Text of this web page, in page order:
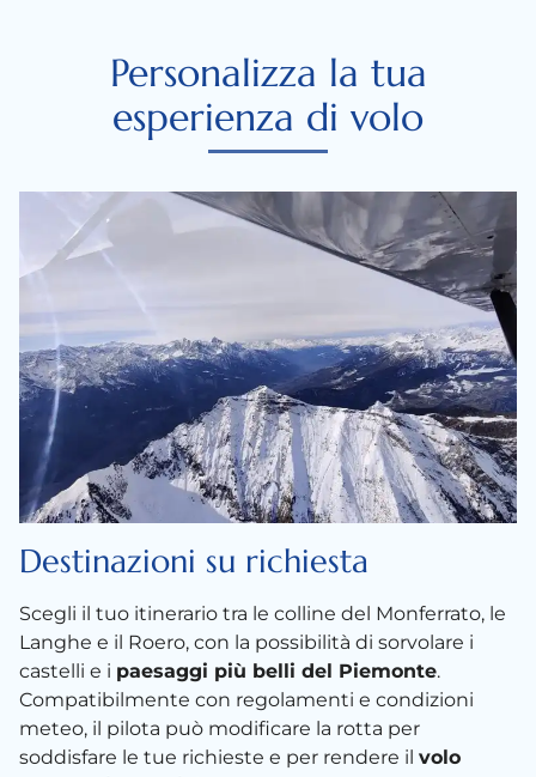
Personalizza la tua
esperienza di volo
Destinazioni su richiesta
Scegli il tuo itinerario tra le colline del Monferrato, le
Langhe e il Roero, con la possibilità di sorvolare i
castelli e i paesaggi più belli del Piemonte.
Compatibilmente con regolamenti e condizioni
meteo, il pilota può modificare la rotta per
soddisfare le tue richieste e per rendere il volo